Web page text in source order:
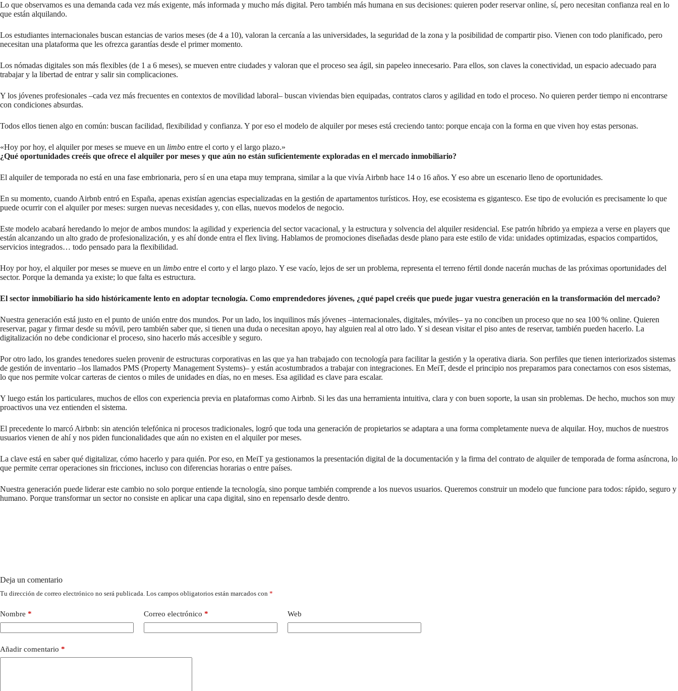
Lo que observamos es una demanda cada vez más exigente, más informada y mucho más digital. Pero también más humana en sus decisiones: quieren poder reservar online, sí, pero necesitan confianza real en lo
que están alquilando.
Los estudiantes internacionales buscan estancias de varios meses (de 4 a 10), valoran la cercanía a las universidades, la seguridad de la zona y la posibilidad de compartir piso. Vienen con todo planificado, pero
necesitan una plataforma que les ofrezca garantías desde el primer momento.
Los nómadas digitales son más flexibles (de 1 a 6 meses), se mueven entre ciudades y valoran que el proceso sea ágil, sin papeleo innecesario. Para ellos, son claves la conectividad, un espacio adecuado para
trabajar y la libertad de entrar y salir sin complicaciones.
Y los jóvenes profesionales –cada vez más frecuentes en contextos de movilidad laboral– buscan viviendas bien equipadas, contratos claros y agilidad en todo el proceso. No quieren perder tiempo ni encontrarse
con condiciones absurdas.
Todos ellos tienen algo en común: buscan facilidad, flexibilidad y confianza. Y por eso el modelo de alquiler por meses está creciendo tanto: porque encaja con la forma en que viven hoy estas personas.
«Hoy por hoy, el alquiler por meses se mueve en un limbo entre el corto y el largo plazo.»
¿Qué oportunidades creéis que ofrece el alquiler por meses y que aún no están suficientemente exploradas en el mercado inmobiliario?
El alquiler de temporada no está en una fase embrionaria, pero sí en una etapa muy temprana, similar a la que vivía Airbnb hace 14 o 16 años. Y eso abre un escenario lleno de oportunidades.
En su momento, cuando Airbnb entró en España, apenas existían agencias especializadas en la gestión de apartamentos turísticos. Hoy, ese ecosistema es gigantesco. Ese tipo de evolución es precisamente lo que
puede ocurrir con el alquiler por meses: surgen nuevas necesidades y, con ellas, nuevos modelos de negocio.
Este modelo acabará heredando lo mejor de ambos mundos: la agilidad y experiencia del sector vacacional, y la estructura y solvencia del alquiler residencial. Ese patrón híbrido ya empieza a verse en players que
están alcanzando un alto grado de profesionalización, y es ahí donde entra el flex living. Hablamos de promociones diseñadas desde plano para este estilo de vida: unidades optimizadas, espacios compartidos,
servicios integrados… todo pensado para la flexibilidad.
Hoy por hoy, el alquiler por meses se mueve en un limbo entre el corto y el largo plazo. Y ese vacío, lejos de ser un problema, representa el terreno fértil donde nacerán muchas de las próximas oportunidades del
sector. Porque la demanda ya existe; lo que falta es estructura.
El sector inmobiliario ha sido históricamente lento en adoptar tecnología. Como emprendedores jóvenes, ¿qué papel creéis que puede jugar vuestra generación en la transformación del mercado?
Nuestra generación está justo en el punto de unión entre dos mundos. Por un lado, los inquilinos más jóvenes –internacionales, digitales, móviles– ya no conciben un proceso que no sea 100 % online. Quieren
reservar, pagar y firmar desde su móvil, pero también saber que, si tienen una duda o necesitan apoyo, hay alguien real al otro lado. Y si desean visitar el piso antes de reservar, también pueden hacerlo. La
digitalización no debe condicionar el proceso, sino hacerlo más accesible y seguro.
Por otro lado, los grandes tenedores suelen provenir de estructuras corporativas en las que ya han trabajado con tecnología para facilitar la gestión y la operativa diaria. Son perfiles que tienen interiorizados sistemas
de gestión de inventario –los llamados PMS (Property Management Systems)– y están acostumbrados a trabajar con integraciones. En MeiT, desde el principio nos preparamos para conectarnos con esos sistemas,
lo que nos permite volcar carteras de cientos o miles de unidades en días, no en meses. Esa agilidad es clave para escalar.
Y luego están los particulares, muchos de ellos con experiencia previa en plataformas como Airbnb. Si les das una herramienta intuitiva, clara y con buen soporte, la usan sin problemas. De hecho, muchos son muy
proactivos una vez entienden el sistema.
El precedente lo marcó Airbnb: sin atención telefónica ni procesos tradicionales, logró que toda una generación de propietarios se adaptara a una forma completamente nueva de alquilar. Hoy, muchos de nuestros
usuarios vienen de ahí y nos piden funcionalidades que aún no existen en el alquiler por meses.
La clave está en saber qué digitalizar, cómo hacerlo y para quién. Por eso, en MeiT ya gestionamos la presentación digital de la documentación y la firma del contrato de alquiler de temporada de forma asíncrona, lo
que permite cerrar operaciones sin fricciones, incluso con diferencias horarias o entre países.
Nuestra generación puede liderar este cambio no solo porque entiende la tecnología, sino porque también comprende a los nuevos usuarios. Queremos construir un modelo que funcione para todos: rápido, seguro y
humano. Porque transformar un sector no consiste en aplicar una capa digital, sino en repensarlo desde dentro.
Deja un comentario
Tu dirección de correo electrónico no será publicada. Los campos obligatorios están marcados con *
Nombre * Correo electrónico * Web
Añadir comentario *